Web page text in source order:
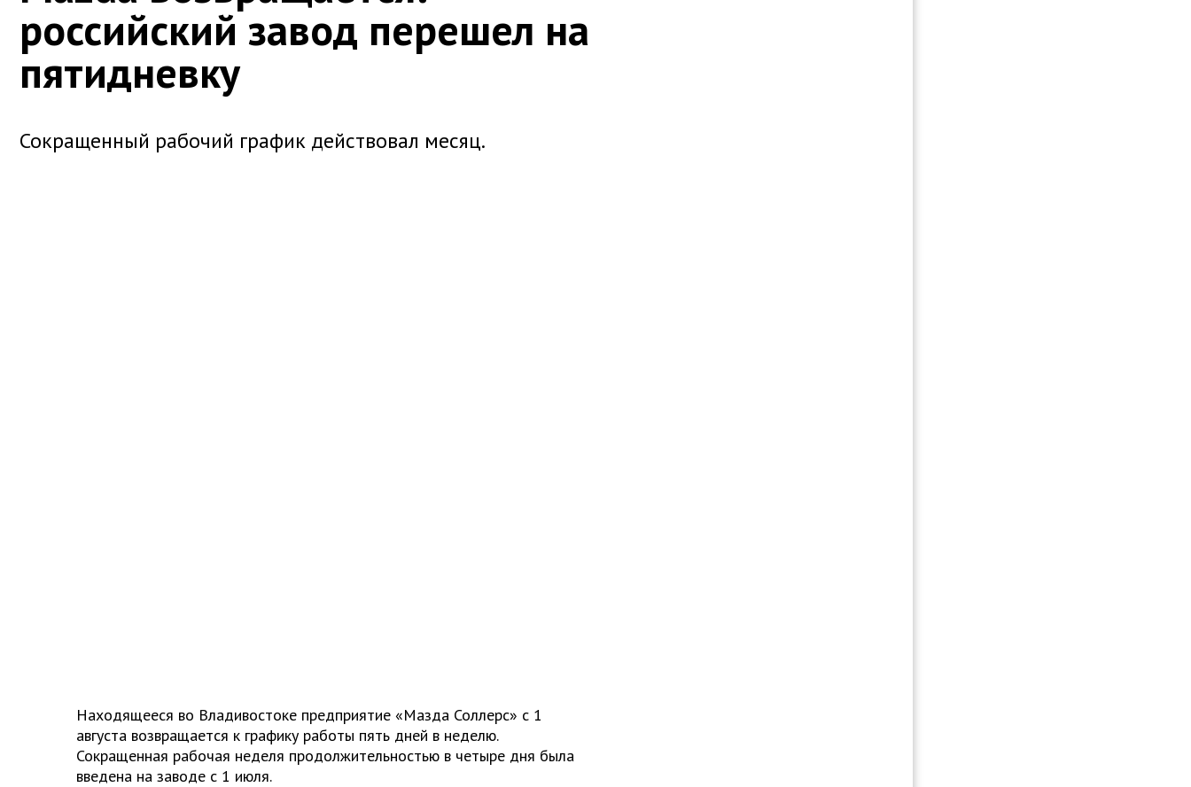
российский завод перешел на
пятидневку
Сокращенный рабочий график действовал месяц.
Находящееся во Владивостоке предприятие «Мазда Соллерс» с 1
августа возвращается к графику работы пять дней в неделю.
Сокращенная рабочая неделя продолжительностью в четыре дня была
введена на заводе с 1 июля.